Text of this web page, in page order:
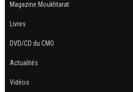
Magazine Moukhtarat
Livres
DVD/CD du CMO
Actualités
Vidéos